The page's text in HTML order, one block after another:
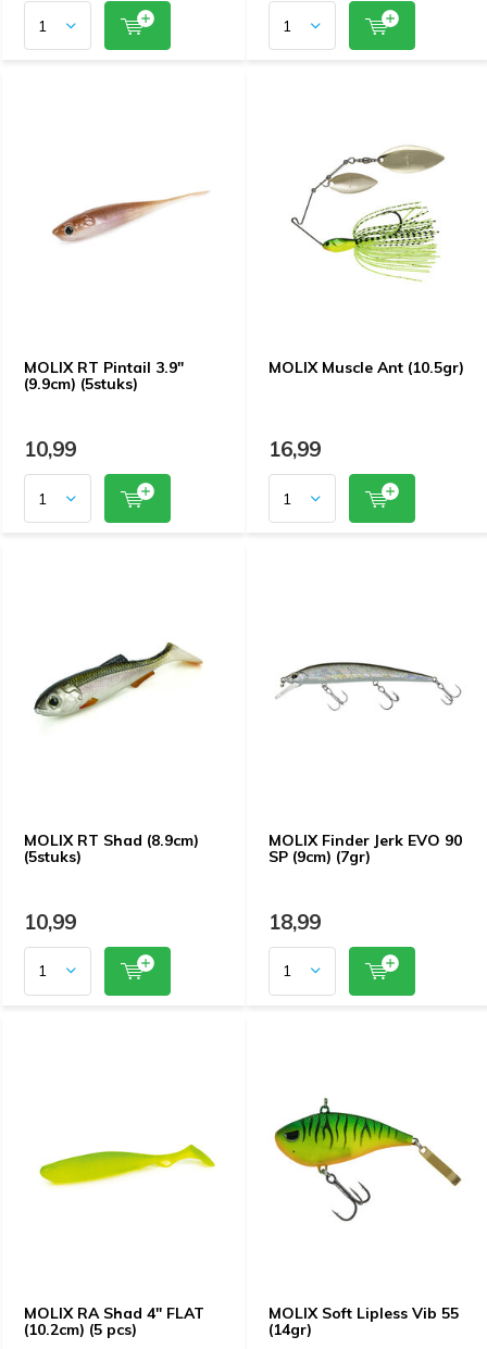
MOLIX RT Pintail 3.9"
(9.9cm) (5stuks)
10,99
MOLIX Muscle Ant (10.5gr)
16,99
MOLIX RT Shad (8.9cm)
(5stuks)
10,99
MOLIX Finder Jerk EVO 90
SP (9cm) (7gr)
18,99
MOLIX RA Shad 4" FLAT
(10.2cm) (5 pcs)
MOLIX Soft Lipless Vib 55
(14gr)